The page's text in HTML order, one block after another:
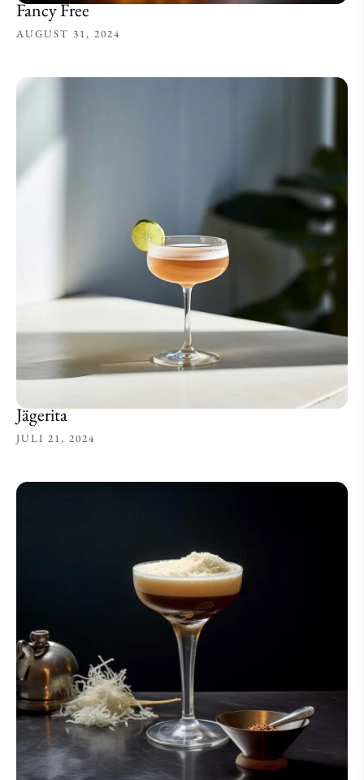
Fancy Free
AUGUST 31, 2024
Jägerita
JULI 21, 2024